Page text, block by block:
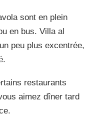
sont en plein
en bus. Villa al
peu plus excentrée,
restaurants
aimez dîner tard